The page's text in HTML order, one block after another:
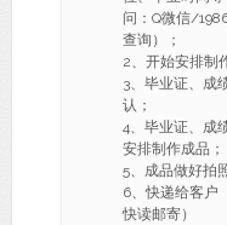
问：Q微信/
查询）；
2、开始安排制
3、毕业证、成
认；
4、毕业证、成
安排制作成品；
5、成品做好拍
6、快递给客户
快读邮寄）